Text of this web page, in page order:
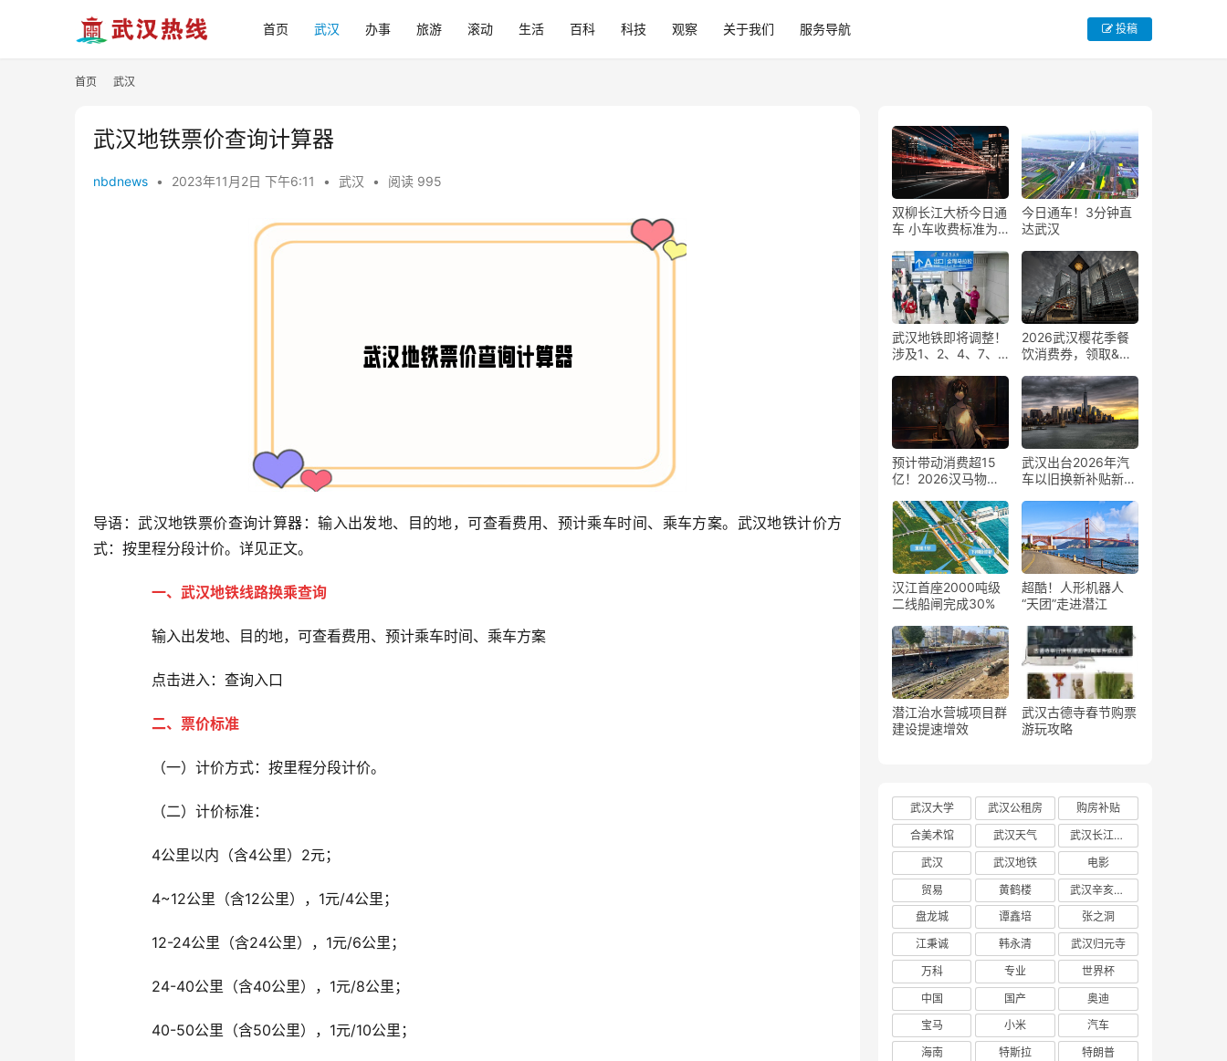
首页 武汉 办事 旅游 滚动 生活 百科 科技 观察 关于我们 服务导航 投稿
首页 武汉
武汉地铁票价查询计算器
nbdnews • 2023年11月2日 下午6:11 • 武汉 • 阅读 995
导语：武汉地铁票价查询计算器：输入出发地、目的地，可查看费用、预计乘车时间、乘车方案。武汉地铁计价方
式：按里程分段计价。详见正文。
一、 武汉地铁线路换乘查询
输入出发地、目的地，可查看费用、预计乘车时间、乘车方案
点击进入：查询入口
二、 票价标准
（一）计价方式：按里程分段计价。
（二）计价标准：
4公里以内（含4公里）2元；
4~12公里（含12公里），1元/4公里；
12-24公里（含24公里），1元/6公里；
24-40公里（含40公里），1元/8公里；
40-50公里（含50公里），1元/10公里；
双柳长江大桥今日通
车 小车收费标准为
今日通车！3分钟直
达武汉
武汉地铁即将调整！
涉及1、2、4、7、8
2026武汉樱花季餐
饮消费券，领取&使
预计带动消费超15
亿！2026汉马物资
武汉出台2026年汽
车以旧换新补贴新
撬动车市消费扩容
汉江首座2000吨级
二线船闸完成30%
超酷！人形机器人
“天团”走进潜江
潜江治水营城项目群
建设提速增效
武汉古德寺春节购票
游玩攻略
武汉大学 武汉公租房
购房补贴
合美术馆
武汉天气
武汉长江大桥
武汉
武汉地铁
电影
贸易
黄鹤楼
武汉辛亥革命博物馆
盘龙城
谭鑫培
张之洞
江秉诚
韩永清
武汉归元寺
万科
专业
世界杯
中国
国产
奥迪
宝马
小米
汽车
海南
特斯拉 特朗普